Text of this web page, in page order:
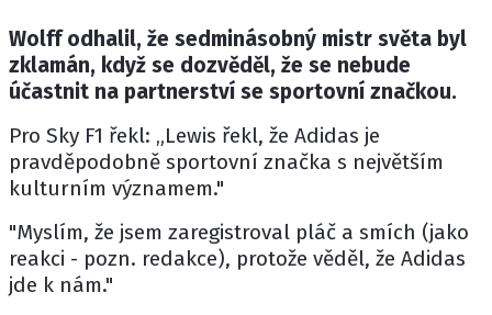
Wolff odhalil, že sedminásobný mistr světa byl
zklamán, když se dozvěděl, že se nebude
účastnit na partnerství se sportovní značkou.
Pro Sky F1 řekl: „Lewis řekl, že Adidas je
pravděpodobně sportovní značka s největším
kulturním významem."
"Myslím, že jsem zaregistroval pláč a smích (jako
reakci - pozn. redakce), protože věděl, že Adidas
jde k nám."